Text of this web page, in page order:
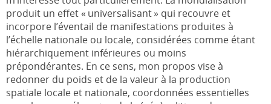
produit un effet « universalisant » qui recouvre et
incorpore l’éventail de manifestations produites à
l’échelle nationale ou locale, considérées comme étant
hiérarchiquement inférieures ou moins
prépondérantes. En ce sens, mon propos vise à
redonner du poids et de la valeur à la production
spatiale locale et nationale, coordonnées essentielles